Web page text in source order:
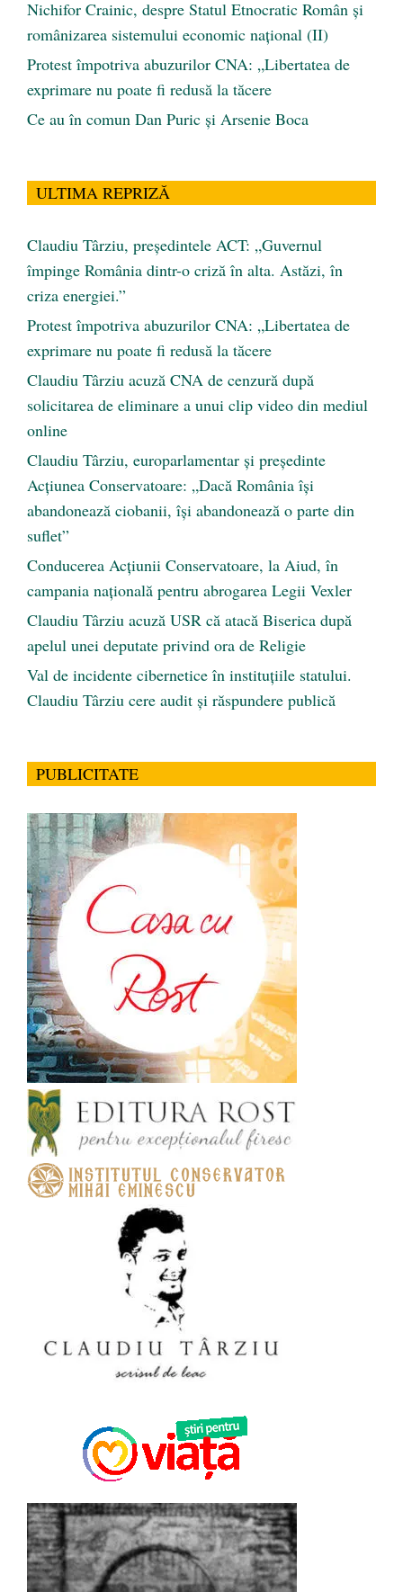
Nichifor Crainic, despre Statul Etnocratic Român şi
românizarea sistemului economic naţional (II)
Protest împotriva abuzurilor CNA: „Libertatea de
exprimare nu poate fi redusă la tăcere
Ce au în comun Dan Puric şi Arsenie Boca
ULTIMA REPRIZĂ
Claudiu Târziu, președintele ACT: „Guvernul
împinge România dintr-o criză în alta. Astăzi, în
criza energiei.”
Protest împotriva abuzurilor CNA: „Libertatea de
exprimare nu poate fi redusă la tăcere
Claudiu Târziu acuză CNA de cenzură după
solicitarea de eliminare a unui clip video din mediul
online
Claudiu Târziu, europarlamentar și președinte
Acțiunea Conservatoare: „Dacă România își
abandonează ciobanii, își abandonează o parte din
suflet”
Conducerea Acțiunii Conservatoare, la Aiud, în
campania națională pentru abrogarea Legii Vexler
Claudiu Târziu acuză USR că atacă Biserica după
apelul unei deputate privind ora de Religie
Val de incidente cibernetice în instituțiile statului.
Claudiu Târziu cere audit și răspundere publică
PUBLICITATE